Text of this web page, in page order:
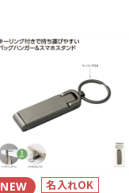
NEW 名入れOK